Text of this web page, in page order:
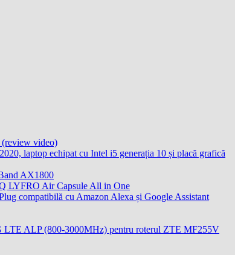
video)
laptop echipat cu Intel i5 generația 10 și placă grafică
AX1800
LYFRO Air Capsule All in One
compatibilă cu Amazon Alexa și Google Assistant
LTE ALP (800-3000MHz) pentru roterul ZTE MF255V